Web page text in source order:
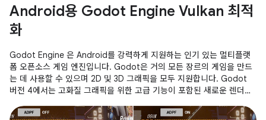
Android용 Godot Engine Vulkan 최적
화
Godot Engine 은 Android를 강력하게 지원하는 인기 있는 멀티플랫
폼 오픈소스 게임 엔진입니다. Godot은 거의 모든 장르의 게임을 만드
는 데 사용할 수 있으며 2D 및 3D 그래픽을 모두 지원합니다. Godot
버전 4에서는 고화질 그래픽을 위한 고급 기능이 포함된 새로운 렌더링
픽 API용으로 설계되었습니다. Godot Foundation은 The